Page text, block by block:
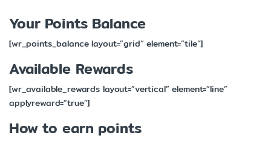
Your Points Balance
[wr_points_balance layout=”grid” element=”tile”]
Available Rewards
[wr_available_rewards layout=”vertical” element=”line”
applyreward=”true”]
How to earn points